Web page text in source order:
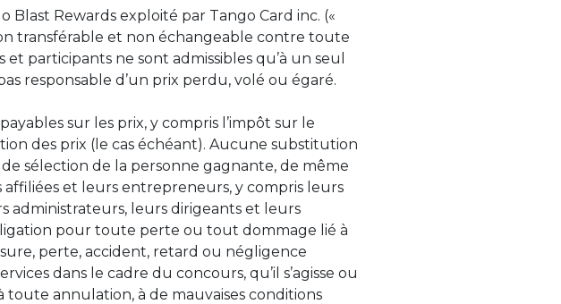
Blast Rewards exploité par Tango Card inc. («
transférable et non échangeable contre toute
participants ne sont admissibles qu’à un seul
responsable d’un prix perdu, volé ou égaré.
sur les prix, y compris l’impôt sur le
des prix (le cas échéant). Aucune substitution
sélection de la personne gagnante, de même
et leurs entrepreneurs, y compris leurs
administrateurs, leurs dirigeants et leurs
pour toute perte ou tout dommage lié à
perte, accident, retard ou négligence
dans le cadre du concours, qu’il s’agisse ou
annulation, à de mauvaises conditions